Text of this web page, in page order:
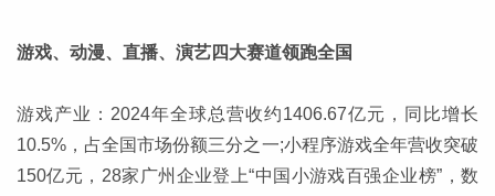
游戏、动漫、直播、演艺四大赛道领跑全国
游戏产业：2024年全球总营收约1406.67亿元，同比增长
10.5%，占全国市场份额三分之一;小程序游戏全年营收突破
150亿元，28家广州企业登上“中国小游戏百强企业榜”，数